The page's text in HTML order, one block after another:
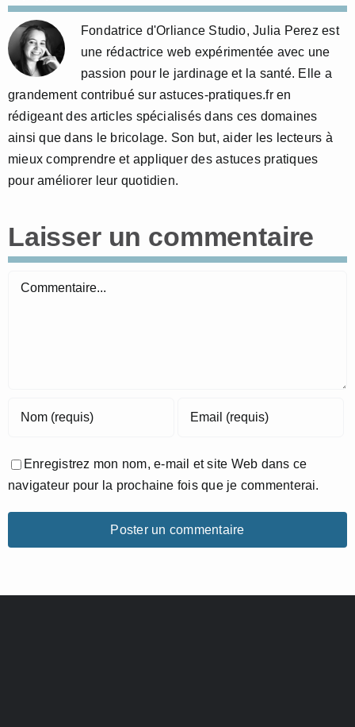
Fondatrice d'Orliance Studio, Julia Perez est
une rédactrice web expérimentée avec une
passion pour le jardinage et la santé. Elle a
grandement contribué sur astuces-pratiques.fr en
rédigeant des articles spécialisés dans ces domaines
ainsi que dans le bricolage. Son but, aider les lecteurs à
mieux comprendre et appliquer des astuces pratiques
pour améliorer leur quotidien.
Laisser un commentaire
Commentaire
Enregistrez mon nom, e-mail et site Web dans ce
navigateur pour la prochaine fois que je commenterai.